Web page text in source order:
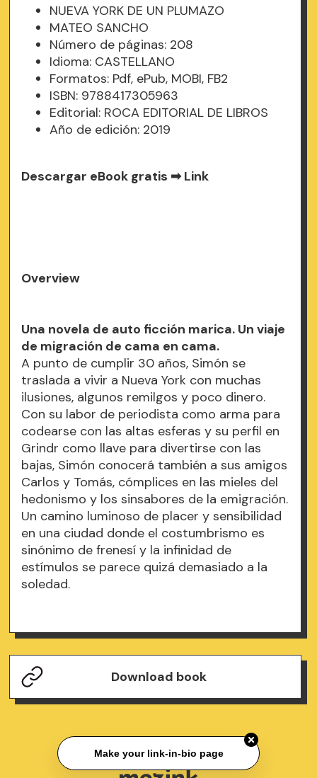
NUEVA YORK DE UN PLUMAZO
MATEO SANCHO
Número de páginas: 208
Idioma: CASTELLANO
Formatos: Pdf, ePub, MOBI, FB2
ISBN: 9788417305963
Editorial: ROCA EDITORIAL DE LIBROS
Año de edición: 2019
Descargar eBook gratis ➡Link
Overview
Una novela de auto ficción marica. Un viaje
de migración de cama en cama.
A punto de cumplir 30 años, Simón se
traslada a vivir a Nueva York con muchas
ilusiones, algunos remilgos y poco dinero.
Con su labor de periodista como arma para
codearse con las altas esferas y su perfil en
Grindr como llave para divertirse con las
bajas, Simón conocerá también a sus amigos
Carlos y Tomás, cómplices en las mieles del
hedonismo y los sinsabores de la emigración.
Un camino luminoso de placer y sensibilidad
en una ciudad donde el costumbrismo es
sinónimo de frenesí y la infinidad de
estímulos se parece quizá demasiado a la
soledad.
Download book
Make your link-in-bio page